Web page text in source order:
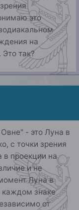
это
на
так?
- это Луна в
с точки зрения
в проекции на
и не
Луна в
каждом знаке
от